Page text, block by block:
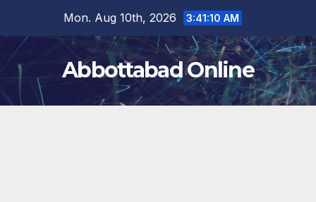
content
Mon. Aug 10th, 2026 3:41:11 AM
Abbottabad Online